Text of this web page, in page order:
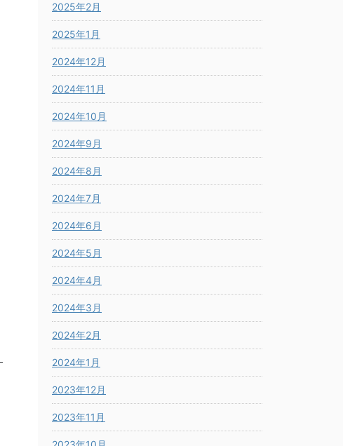
2025年2月
2025年1月
2024年12月
2024年11月
2024年10月
2024年9月
2024年8月
2024年7月
2024年6月
2024年5月
2024年4月
2024年3月
2024年2月
2024年1月
2023年12月
2023年11月